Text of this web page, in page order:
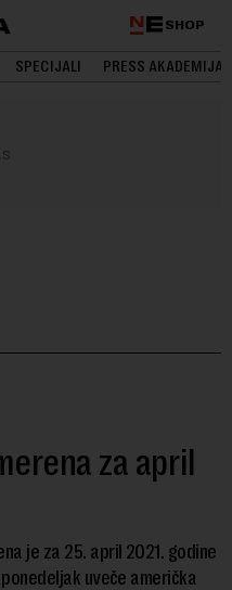
SHOP
SPECIJALI PRESS AKADEMIJA
za april
je za 25. april 2021. godine
uveče američka